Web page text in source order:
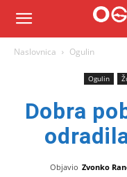
Naslovnica Ogulin
Ogulin
Dobra
Objavio Zvonko